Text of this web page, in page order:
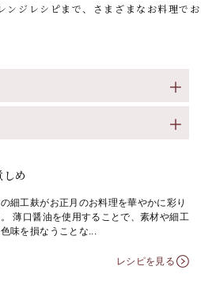
ンジレシピまで、さまざまなお料理でお
しめ
細工麸がお正月のお料理を華やかに彩り
。 薄口醤油を使用することで、素材や細工
味を損なうことな...
レシピを見る